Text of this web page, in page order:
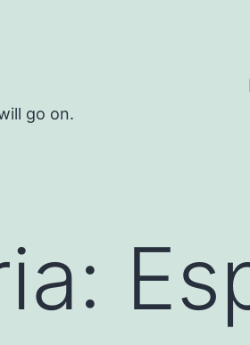
go on.